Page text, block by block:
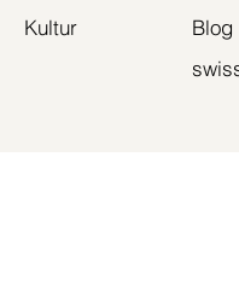
Kultur
Blog